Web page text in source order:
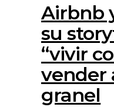
Airbnb
su
“vivir
vender
granel